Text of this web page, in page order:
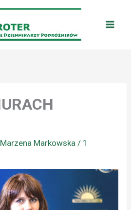
Marzena Markowska/ 1